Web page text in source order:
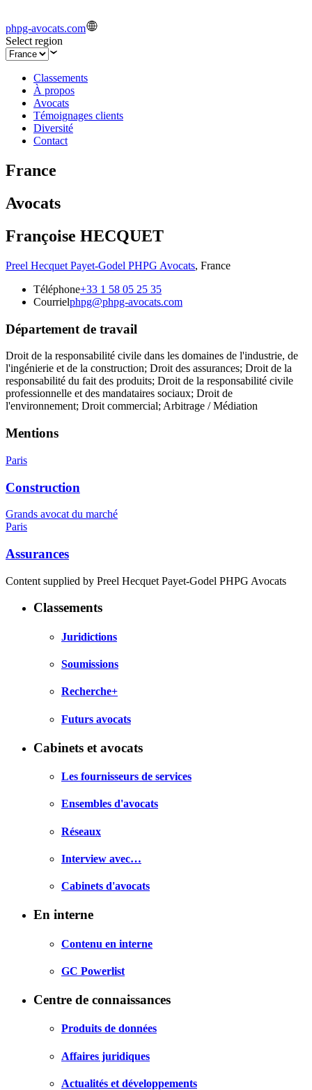
phpg-avocats.com
Select region
Classements
À propos
Avocats
Témoignages clients
Diversité
Contact
France
Avocats
Françoise HECQUET
Preel Hecquet Payet-Godel PHPG Avocats, France
Téléphone+33 1 58 05 25 35
Courrielphpg@phpg-avocats.com
Département de travail
Droit de la responsabilité civile dans les domaines de l'industrie, de
l'ingénierie et de la construction; Droit des assurances; Droit de la
responsabilité du fait des produits; Droit de la responsabilité civile
professionnelle et des mandataires sociaux; Droit de
l'environnement; Droit commercial; Arbitrage / Médiation
Mentions
Paris
Construction
Grands avocat du marché
Paris
Assurances
Content supplied by Preel Hecquet Payet-Godel PHPG Avocats
Classements
Juridictions
Soumissions
Recherche+
Futurs avocats
Cabinets et avocats
Les fournisseurs de services
Ensembles d'avocats
Réseaux
Interview avec…
Cabinets d'avocats
En interne
Contenu en interne
GC Powerlist
Centre de connaissances
Produits de données
Affaires juridiques
Actualités et développements